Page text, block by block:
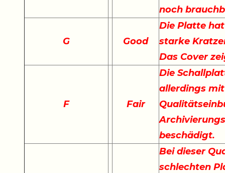
noch
G Good
Die Platte
starke
Das Cover
F Fair
Die
allerdings
beschädigt.
Bei dieser
schlechten